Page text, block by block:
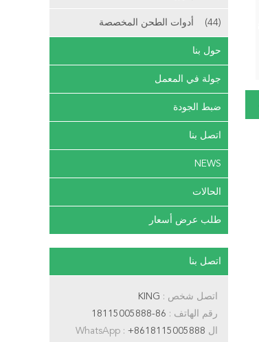
أدوات الطحن المخصصة (44)
حول بنا
جولة في المعمل
ضبط الجودة
اتصل بنا
NEWS
الحالات
طلب عرض أسعار
اتصل بنا
اتصل شخص :
رقم الهاتف :
ال WhatsApp : +8618115005888